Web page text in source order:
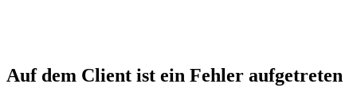
Auf dem Client ist ein Fehler aufgetreten